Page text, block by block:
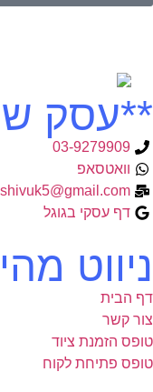
**עסק
03-9279909
וואטסאפ
דף עסקי בגוגל
ניווט
דף הבית
צור קשר
טופס הזמנת ציוד
טופס פתיחת לקוח